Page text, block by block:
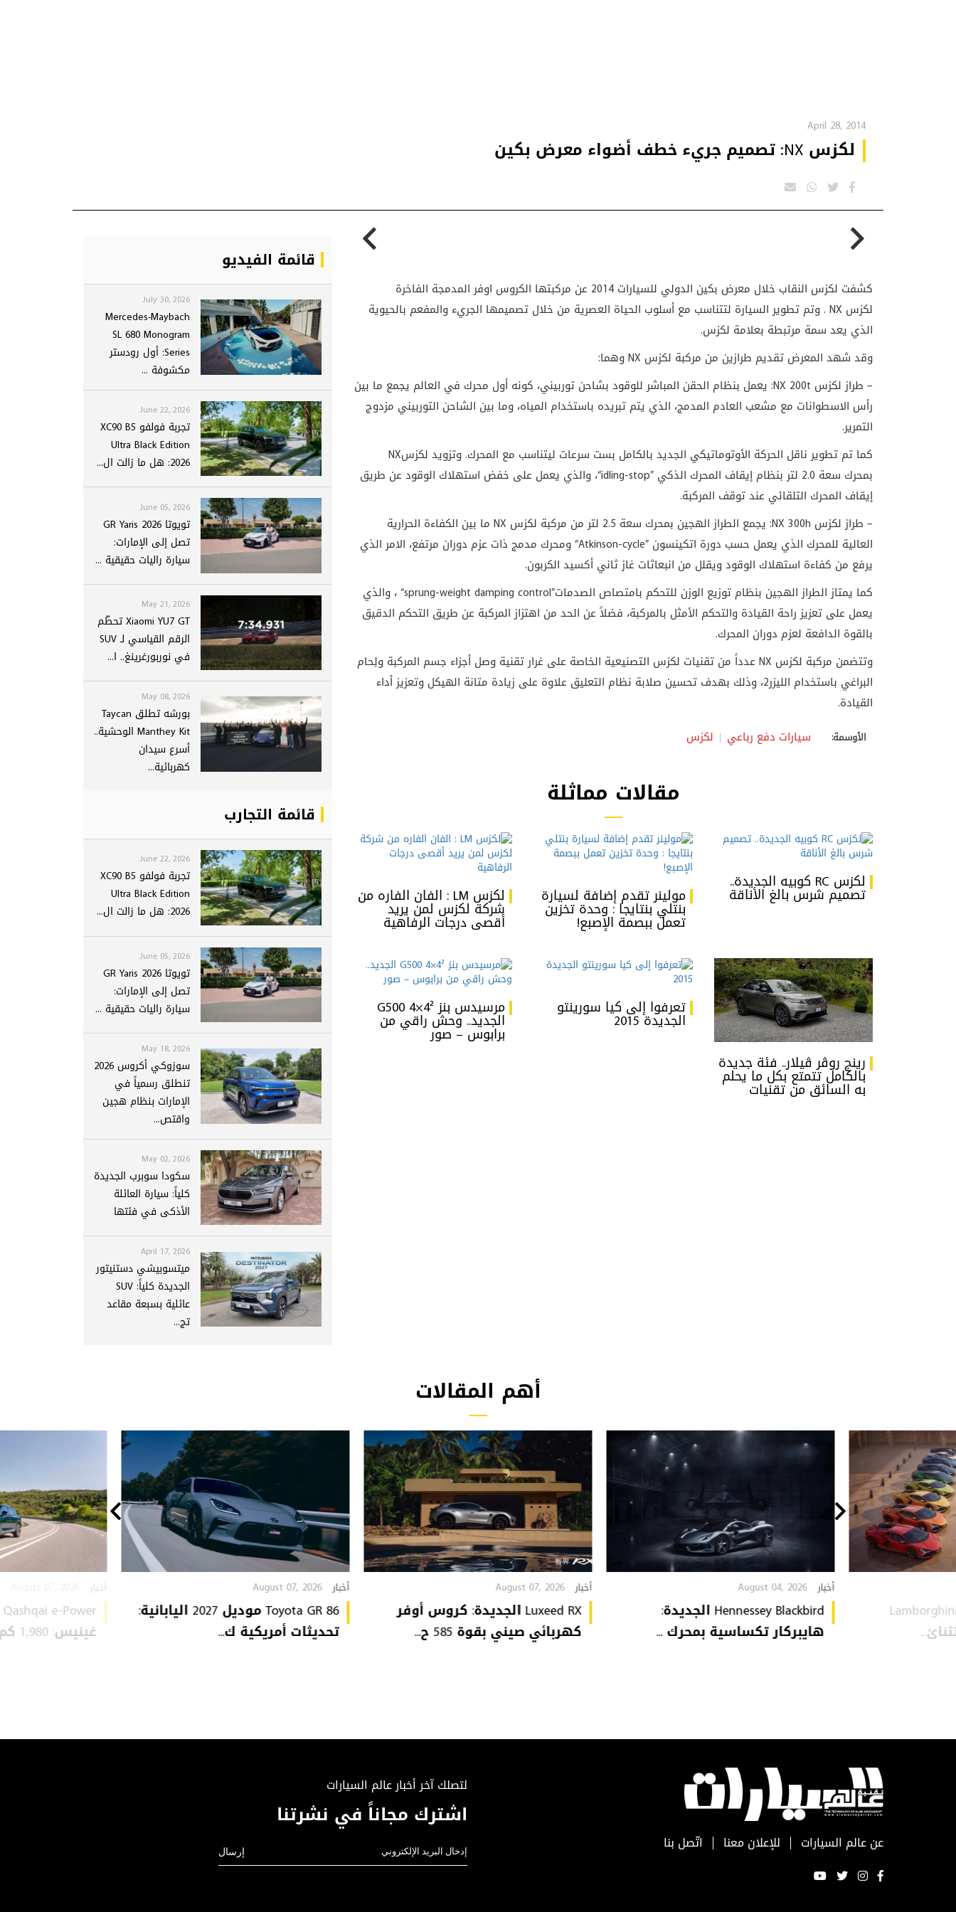
April 28, 2014
لكزس NX: تصميم جريء خطف أضواء معرض بكين
كشفت لكزس النقاب خلال معرض بكين الدولي للسيارات 2014 عن مركبتها الكروس اوفر المدمجة الفاخرة
لكزس NX . وتم تطوير السيارة لتتناسب مع أسلوب الحياة العصرية من خلال تصميمها الجريء والمفعم بالحيوية
الذي يعد سمة مرتبطة بعلامة لكزس.
وقد شهد المعرض تقديم طرازين من مركبة لكزس NXوهما:
– طراز لكزس NX 200t: يعمل بنظام الحقن المباشر للوقود بشاحن توربيني، كونه أول محرك في العالم يجمع ما بين
رأس الاسطوانات مع مشعب العادم المدمج، الذي يتم تبريده باستخدام المياه، وما بين الشاحن التوربيني مزدوج
التمرير.
كما تم تطوير ناقل الحركة الأوتوماتيكي الجديد بالكامل بست سرعات ليتناسب مع المحرك. وتزويد لكزسNX
بمحرك سعة 2.0 لتر بنظام إيقاف المحرك الذكي
“idling-stop”، والذي يعمل على خفض استهلاك الوقود عن طريق
إيقاف المحرك التلقائي عند توقف المركبة.
– طراز لكزس NX 300h: يجمع الطراز الهجين بمحرك سعة 2.5 لتر من مركبة لكزس NX ما بين الكفاءة الحرارية
العالية للمحرك الذي يعمل حسب دورة اتكينسون “Atkinson-cycle”ومحرك مدمج ذات عزم دوران مرتفع، الامر الذي
يرفع من كفاءة استهلاك الوقود ويقلل من انبعاثات غاز ثاني أكسيد الكربون.
كما يمتاز الطراز الهجين بنظام توزيع الوزن للتحكم بامتصاص الصدمات“sprung-weight damping control”، والذي
يعمل على تعزيز راحة القيادة والتحكم الأمثل بالمركبة، فضلاً عن الحد من اهتزاز المركبة عن طريق التحكم الدقيق
بالقوة الدافعة لعزم دوران المحرك.
وتتضمن مركبة لكزس NX عدداً من تقنيات لكزس التصنيعية الخاصة على غرار تقنية وصل أجزاء جسم المركبة ولِحام
البراغي باستخدام الليزر2، وذلك بهدف تحسين صلابة نظام التعليق علاوة على زيادة متانة الهيكل وتعزيز أداء
القيادة.
الأوسمة: سيارات دفع رباعي لكزس
مقالات مماثلة
لكزس RC كوبيه الجديدة..
تصميم شرس بالغ الأناقة مولينر تقدم إضافة لسيارة
بنتلي بنتايجا : وحدة تخزين
تعمل ببصمة الإصبع!
لكزس LM : الفان الفاره من
شركة لكزس لمن يريد
أقصى درجات الرفاهية
رينج روڤر ڤيلار.. فئة جديدة
بالكامل تتمتع بكل ما يحلم
به السائق من تقنيات
تعرفوا إلى كيا سورينتو
الجديدة 2015
مرسيدس بنز G500 4×4²
الجديد.. وحش راقي من
برابوس – صور
قائمة الفيديو
July 30, 2026
Mercedes-Maybach
SL 680 Monogram
Series: أول رودستر
مكشوفة ...
June 22, 2026
تجربة فولفو XC90 B5
Ultra Black Edition
2026: هل ما زالت ال...
June 05, 2026
تويوتا GR Yaris 2026
تصل إلى الإمارات:
سيارة راليات حقيقية ...
May 21, 2026
Xiaomi YU7 GT تحطّم
الرقم القياسي لـ SUV
في نوربورغرينغ.. ا...
May 08, 2026
بورشه تطلق Taycan
Manthey Kit الوحشية..
أسرع سيدان
كهربائية...
قائمة التجارب
June 22, 2026
تجربة فولفو XC90 B5
Ultra Black Edition
2026: هل ما زالت ال...
June 05, 2026
تويوتا GR Yaris 2026
تصل إلى الإمارات:
سيارة راليات حقيقية ...
May 18, 2026
سوزوكي أكروس 2026
تنطلق رسمياً في
الإمارات بنظام هجين
واقتص...
May 02, 2026
سكودا سوبرب الجديدة
كلياً: سيارة العائلة
الأذكى في فئتها
April 17, 2026
ميتسوبيشي دستنيتور
الجديدة كلياً: SUV
عائلية بسبعة مقاعد
تج...
أهم المقالات
أخبار August 04, 2026
Hennessey Blackbird الجديدة:
هايبركار تكساسية بمحرك ...
أخبار August 07, 2026
Luxeed RX الجديدة: كروس أوفر
كهربائي صيني بقوة 585 ح...
أخبار August 07, 2026
Toyota GR 86 موديل 2027 اليابانية:
تحديثات أمريكية ك...
أخبار
غينيس: 1,980 كم من...
عن عالم السيارات للإعلان معنا اتّصل بنا
لتصلك آخر أخبار عالم السيارات
اشترك مجاناً في نشرتنا